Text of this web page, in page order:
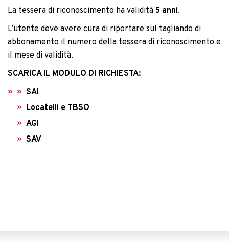
La tessera di riconoscimento ha validità 5 anni.
L’utente deve avere cura di riportare sul tagliando di
abbonamento il numero della tessera di riconoscimento e
il mese di validità.
SCARICA IL MODULO DI RICHIESTA:
SAI
Locatelli e TBSO
AGI
SAV